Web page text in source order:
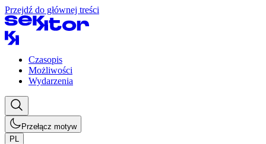
Przejdź do głównej treści
Czasopis
Możliwości
Wydarzenia
Przełącz motyw
PL